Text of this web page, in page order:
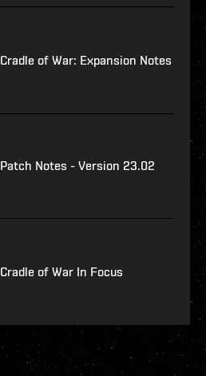
Cradle of War: Expansion Notes
Patch Notes - Version 23.02
Cradle of War In Focus